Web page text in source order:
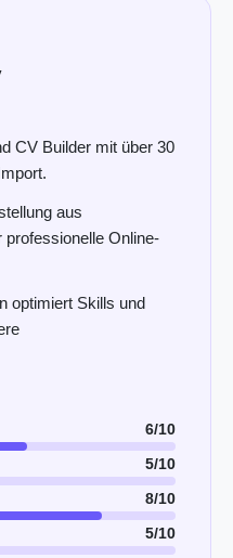
CV Builder mit über 30
aus
professionelle Online-
optimiert Skills und
6/10
5/10
8/10
5/10